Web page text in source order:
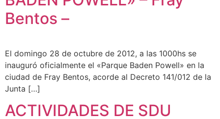
Bentos –
El domingo 28 de octubre de 2012, a las 1000hs se
inauguró oficialmente el «Parque Baden Powell» en la
ciudad de Fray Bentos, acorde al Decreto 141/012 de la
Junta […]
ACTIVIDADES DE SDU